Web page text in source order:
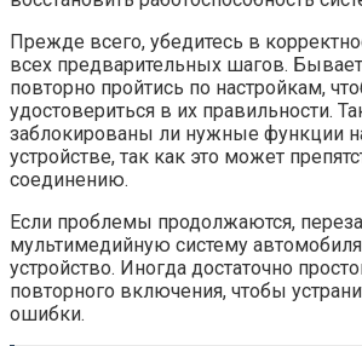
Прежде всего, убедитесь в
всех предварительных шагов.
повторно пройтись по настройкам,
удостовериться в их правильности.
заблокированы ли нужные функции
устройстве, так как это может
соединению.
Если проблемы продолжаются,
мультимедийную систему
устройство. Иногда достаточно
повторного включения, чтобы
ошибки.